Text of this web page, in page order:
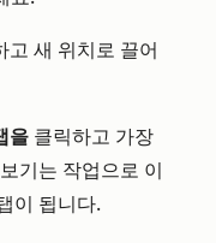
고 새 위치로 끌어
을 클릭하고 가장
기는 작업으로 이
이 됩니다.